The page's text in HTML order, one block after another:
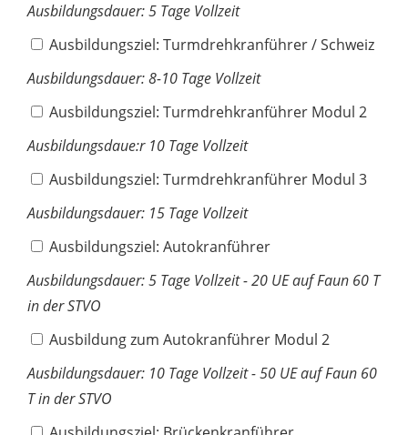
Ausbildungsdauer: 5 Tage Vollzeit
Ausbildungsziel: Turmdrehkranführer / Schweiz
Ausbildungsdauer: 8-10 Tage Vollzeit
Ausbildungsziel: Turmdrehkranführer Modul 2
Ausbildungsdaue:r 10 Tage Vollzeit
Ausbildungsziel: Turmdrehkranführer Modul 3
Ausbildungsdauer: 15 Tage Vollzeit
Ausbildungsziel: Autokranführer
Ausbildungsdauer: 5 Tage Vollzeit - 20 UE auf Faun 60 T
in der STVO
Ausbildung zum Autokranführer Modul 2
Ausbildungsdauer: 10 Tage Vollzeit - 50 UE auf Faun 60
T in der STVO